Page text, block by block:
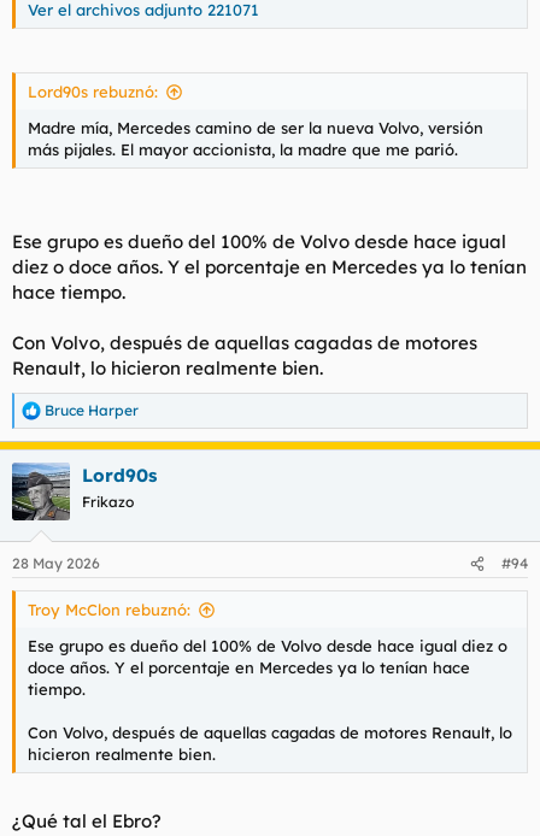
Ver el archivos adjunto 221071
Lord90s rebuznó:
Madre mía, Mercedes camino de ser la nueva Volvo, versión
más pijales. El mayor accionista, la madre que me parió.
Ese grupo es dueño del 100% de Volvo desde hace igual
diez o doce años. Y el porcentaje en Mercedes ya lo tenían
hace tiempo.
Con Volvo, después de aquellas cagadas de motores
Renault, lo hicieron realmente bien.
R
e
a
c
c
i
e
s
Bruce Harper
Lord90s
Frikazo
28 May 2026 #94
Troy McClon rebuznó:
Ese grupo es dueño del 100% de Volvo desde hace igual diez o
doce años. Y el porcentaje en Mercedes ya lo tenían hace
tiempo.
Con Volvo, después de aquellas cagadas de motores Renault, lo
hicieron realmente bien.
¿Qué tal el Ebro?